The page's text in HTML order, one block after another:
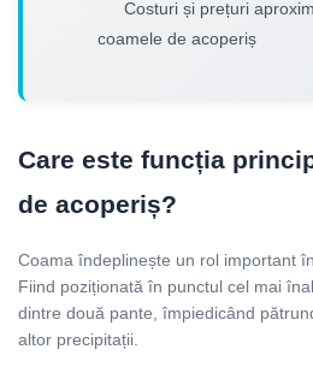
Costuri și prețuri
coamele de acoperiș
Care este funcția
de acoperiș?
Coama îndeplinește un rol important
Fiind poziționată în punctul cel mai
dintre două pante, împiedicând
altor precipitații.